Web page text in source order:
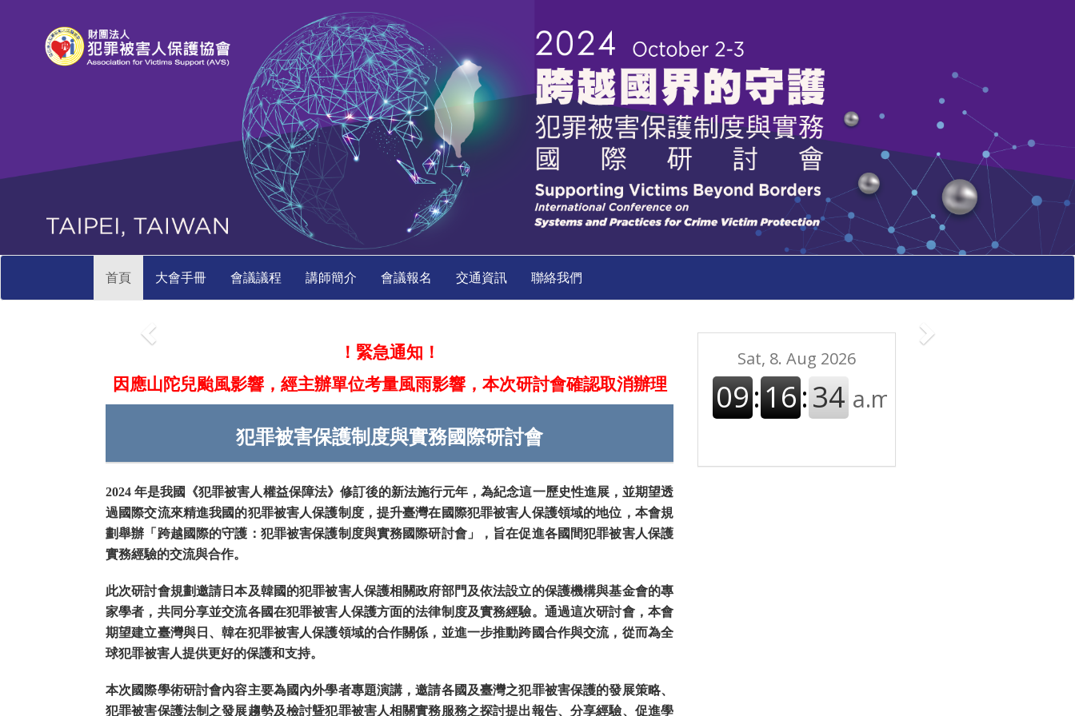
首頁 大會手冊 會議議程 講師簡介 會議報名 交通資訊 聯絡我們
！緊急通知！
因應山陀兒颱風影響，經主辦單位考量風雨影響，本次研討會確認取消辦理
犯罪被害保護制度與實務國際研討會
2024 年是我國《犯罪被害人權益保障法》修訂後的新法施行元年，為紀念這一歷史性進展， 並期望透
過國際交流來精進我國的犯罪被害人保護制度，提升臺灣在國際犯罪被害人保護領域的地位，本會規
劃舉辦「跨越國際的守護：犯罪被害保護制度與實務國際研討會」，旨在促進各國間犯罪被害人保護
實務經驗的交流與合作。
此次研討會規劃邀請日本及韓國的犯罪被害人保護相關政府部門及依法設立的保護機構與基金會的專
家學者，共同分享並交流各國在犯罪被害人保護方面的法律制度及實務經驗。通過這次研討會，本會
期望建立臺灣與日、韓在犯罪被害人保護領域的合作關係，並進一步推動跨國合作與交流，從而為全
球犯罪被害人提供更好的保護和支持。
本次國際學術研討會內容主要為國內外學者專題演講，邀請各國及臺灣之犯罪被害保護的發展策略、
犯罪被害保護法制之發展趨勢及檢討曁犯罪被害人相關實務服務之探討提出報告、分享經驗、促進學